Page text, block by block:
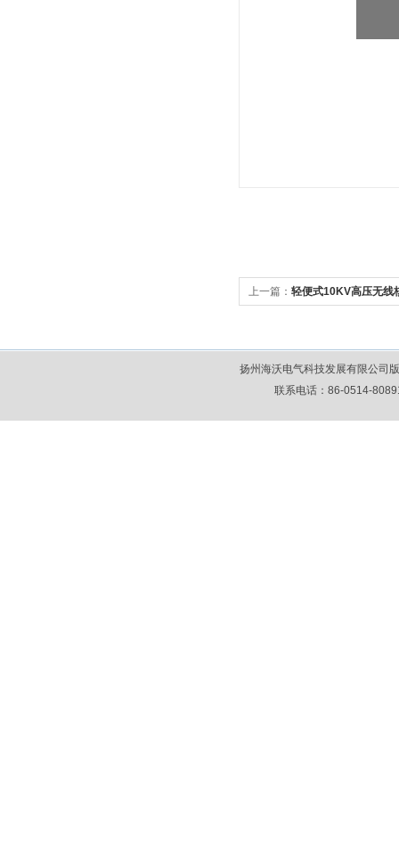
上一篇： 轻便式10KV高压无线
扬州海沃电气科技发展有限公
联系电话：86-0514-